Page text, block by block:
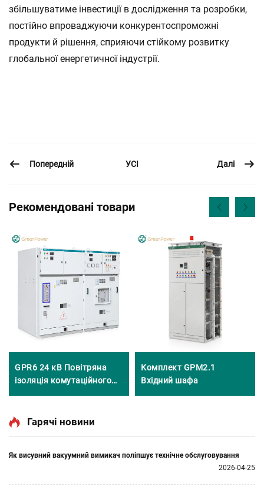
збільшуватиме інвестиції в дослідження та розробки,
постійно впроваджуючи конкурентоспроможні
продукти й рішення, сприяючи стійкому розвитку
глобальної енергетичної індустрії.
Попередній УСІ Далі
Рекомендовані товари
GPR6 24 кВ Повітряна
ізоляція комутаційного
Комплект GPM2.1
Вхідний шафа
Гарячі новини
Як висувний вакуумний вимикач поліпшує технічне обслуговування
2026-04-25